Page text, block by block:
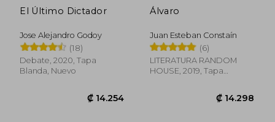
El Último Dictador
Jose Alejandro Godoy
(18)
Debate, 2020, Tapa
Blanda, Nuevo
Álvaro
Juan Esteban Constaín
(6)
LITERATURA RANDOM
HOUSE, 2019, Tapa